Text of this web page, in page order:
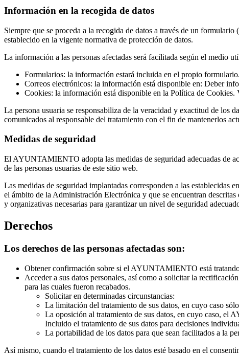
Información en la recogida de datos
Siempre que se proceda a la recogida de datos a través de un
establecido en la vigente normativa de protección de datos.
La información a las personas afectadas será facilitada según el medio
Formularios: la información estará incluida en el propio formulario.
Correos electrónicos: la información está disponible en: Deber
Cookies: la información está disponible en la Política de Cookies.
La persona usuaria se responsabiliza de la veracidad y exactitud de los
comunicados al responsable del tratamiento con el fin de mantenerlos
Medidas de seguridad
El AYUNTAMIENTO adopta las medidas de seguridad adecuadas de
de las personas usuarias de este sitio web.
Las medidas de seguridad implantadas corresponden a las
el ámbito de la Administración Electrónica y que se encuentran
y organizativas necesarias para garantizar un nivel de seguridad
Derechos
Los derechos de las personas afectadas son:
Obtener confirmación sobre si el AYUNTAMIENTO está tratando
Acceder a sus datos personales, así como a solicitar la
para las cuales fueron recabados.
Solicitar en determinadas circunstancias:
La limitación del tratamiento de sus datos, en cuyo caso
La oposición al tratamiento de sus datos, en cuyo caso, el
Incluido el tratamiento de sus datos para decisiones
La portabilidad de los datos para que sean facilitados a la
Así mismo, cuando el tratamiento de los datos esté basado en el